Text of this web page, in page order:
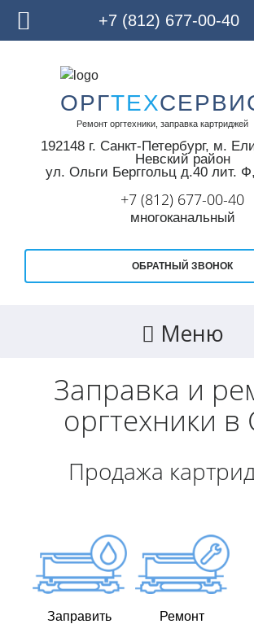
ОРГТЕХ
Ремонт оргтехники, заправка картриджей
192148 г. Санкт-Петербург, м.
Невский район
ул. Ольги Берггольц д.40 лит.
+7 (812) 677-00-40
многоканальный
ОБРАТНЫЙ ЗВОНОК
Меню
Заправка и
оргтехники в
Продажа
Заправить
Ремонт
+7 (812) 677-00-40